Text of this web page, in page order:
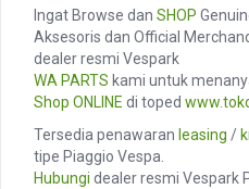
Ingat Browse dan SHOP
Aksesoris dan Official
dealer resmi Vespark
WA PARTS kami untuk
Shop ONLINE di toped
Tersedia penawaran leasing /
tipe Piaggio Vespa.
Hubungi dealer resmi Vespark